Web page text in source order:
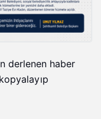
derlenen haber